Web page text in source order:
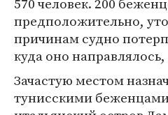
предположительно,
причинам судно
куда оно
Зачастую местом
тунисскими